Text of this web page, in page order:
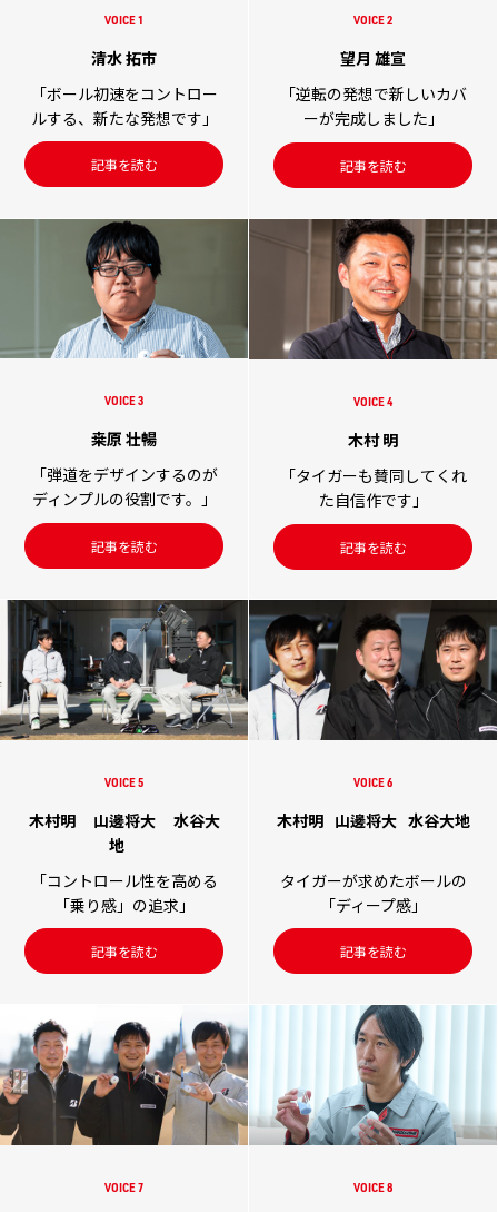
VOICE 1
清水 拓市
「ボール初速をコントロー
ルする、新たな発想です」
記事を読む
VOICE 2
望月 雄宣
「逆転の発想で新しいカバ
ーが完成しました」
記事を読む
VOICE 3
桒原 壮暢
「弾道をデザインするのが
ディンプルの役割です。」
記事を読む
VOICE 4
木村 明
「タイガーも賛同してくれ
た自信作です」
記事を読む
VOICE 5
木村明 山邊将大
水谷大
地
「コントロール性を高める
「乗り感」の追求」
記事を読む
VOICE 6
木村明 山邊将大 水谷大地
タイガーが求めたボールの
「ディープ感」
記事を読む
VOICE 7 VOICE 8